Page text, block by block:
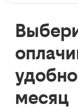
месяц